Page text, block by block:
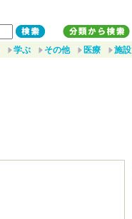
学ぶ その他 医療 施設